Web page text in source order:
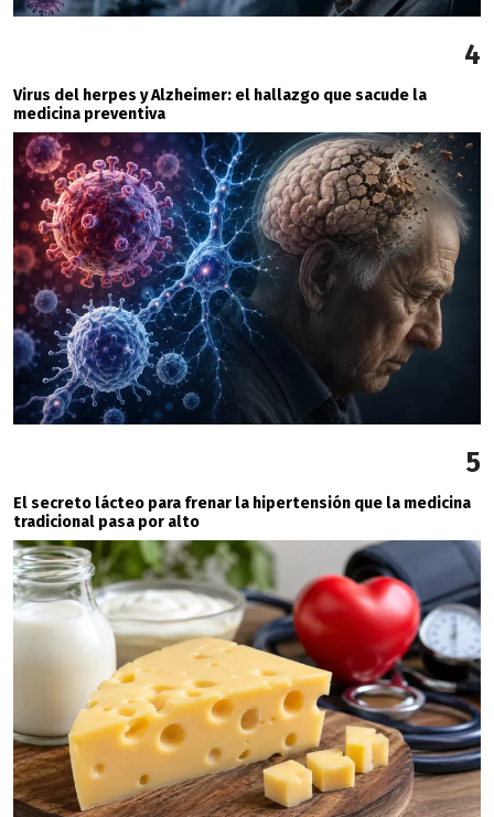
4
Virus del herpes y Alzheimer: el hallazgo que sacude la
medicina preventiva
5
El secreto lácteo para frenar la hipertensión que la medicina
tradicional pasa por alto